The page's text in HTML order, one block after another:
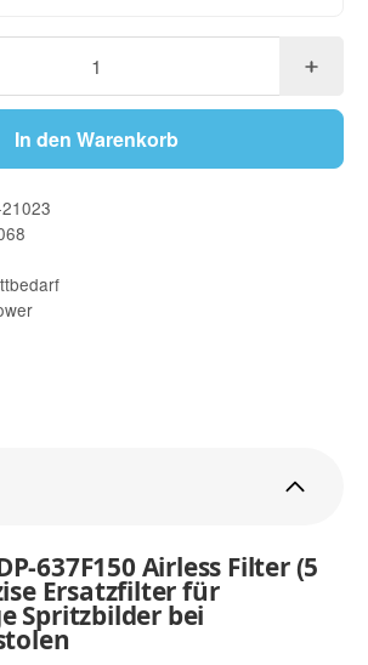
In den Warenkorb
637F150 Airless Filter (5
Ersatzfilter für
Spritzbilder bei